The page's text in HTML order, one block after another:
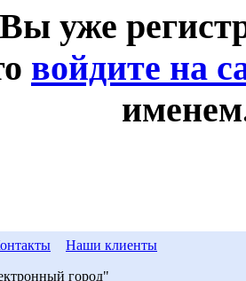
уже
войдите на
Наши клиенты
город"